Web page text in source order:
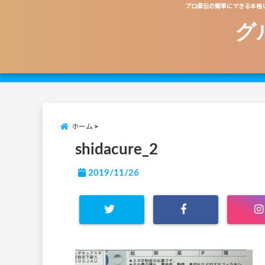
プロ直伝の簡単にできる本格
グ
ホーム
shidacure_2
2019/11/26